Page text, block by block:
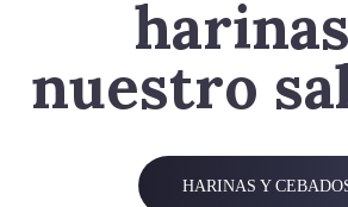
nuestro
HARINAS Y